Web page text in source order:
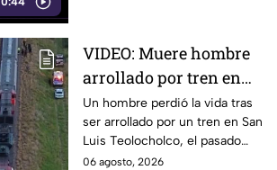
VIDEO: Muere hombre
arrollado por tren en
San Luis Teolocholco,
Tlaxcala; así se vio la
zona
Un hombre perdió la vida tras
ser arrollado por un tren en San
Luis Teolocholco, el pasado
miércoles 5 de agosto, en
06 agosto, 2026